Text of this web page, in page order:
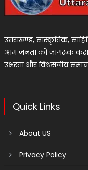
उत्तराखण्ड, सांस्कृतिक,
आम जनता को जागरूक कराना
उभरता और विश्वसनीय
Quick Links
About US
Privacy Policy